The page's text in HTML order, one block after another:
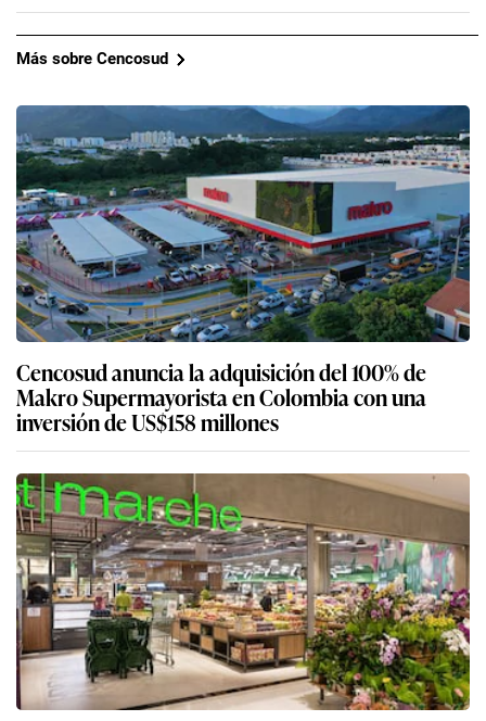
Más sobre Cencosud
Cencosud anuncia la adquisición del 100% de
Makro Supermayorista en Colombia con una
inversión de US$158 millones